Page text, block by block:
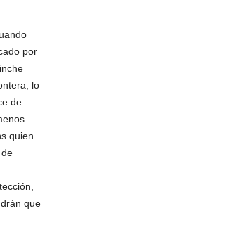
por
lo
de
quien
que